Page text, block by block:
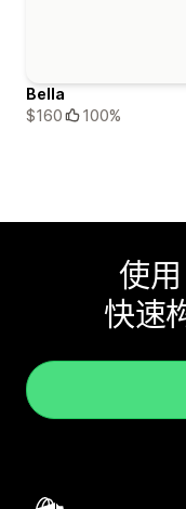
Bella
$160
100%
使
快速